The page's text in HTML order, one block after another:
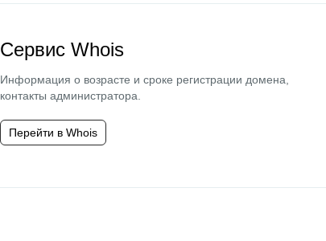
Сервис Whois
Информация о возрасте и сроке регистрации домена,
контакты администратора.
Перейти в Whois